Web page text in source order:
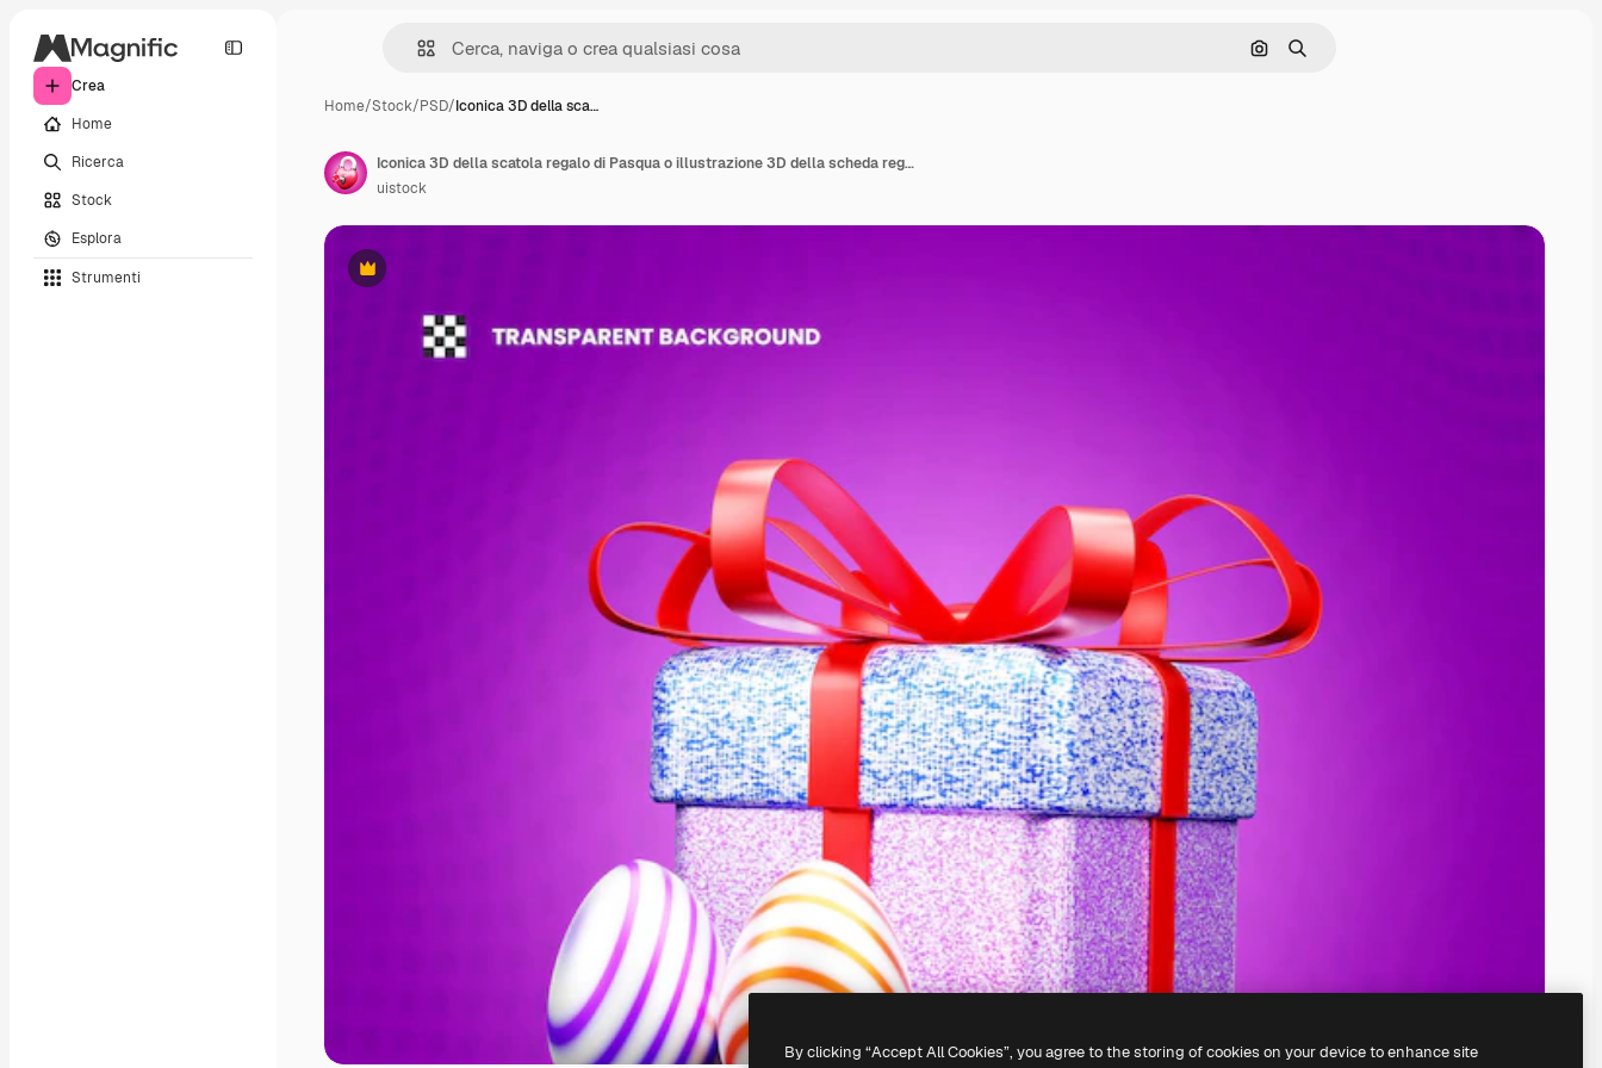
Crea
Home
Ricerca
Stock
Esplora
Strumenti
Cerca per immagine
Ricerca
Home/Stock/PSD/Iconica 3D della sca…
Premium
Iconica 3D della scatola regalo di Pasqua o illustrazione 3D della scheda regalo di Pascua
uistock
By clicking “Accept All Cookies”, you agree to the storing of cookies on your device to enhance site